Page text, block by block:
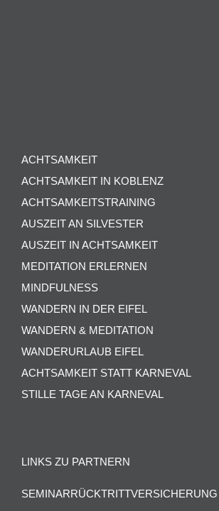
ACHTSAMKEIT
ACHTSAMKEIT IN KOBLENZ
ACHTSAMKEITSTRAINING
AUSZEIT AN SILVESTER
AUSZEIT IN ACHTSAMKEIT
MEDITATION ERLERNEN
MINDFULNESS
WANDERN IN DER EIFEL
WANDERN & MEDITATION
WANDERURLAUB EIFEL
ACHTSAMKEIT STATT KARNEVAL
STILLE TAGE AN KARNEVAL
LINKS ZU PARTNERN
SEMINARRÜCKTRITTVERSICHERUNG